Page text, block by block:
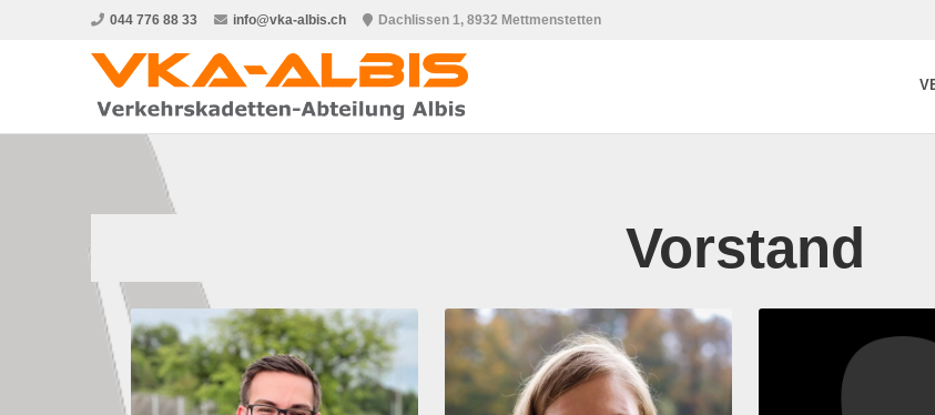
044 776 88 33 info@vka-albis.ch Dachlissen 1, 8932 Mettmenstetten
Vorstand